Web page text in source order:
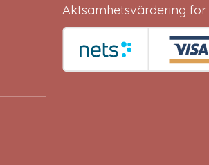
Aktsamhetsvärdering för